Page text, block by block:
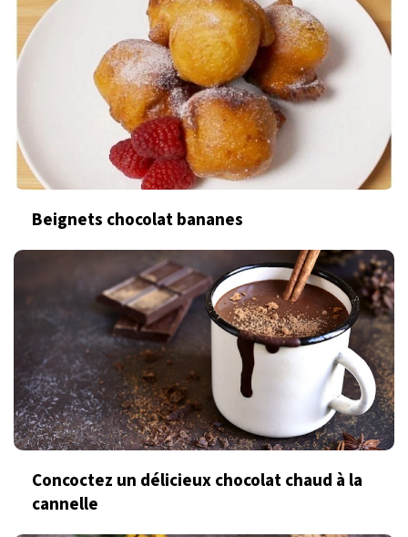
Beignets chocolat bananes
Concoctez un délicieux chocolat chaud à la
cannelle